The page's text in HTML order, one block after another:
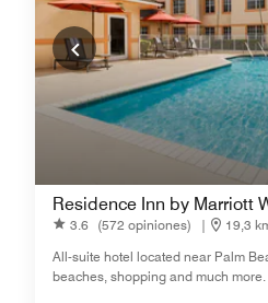
Residence Inn by Marriott
3.6 (572 opiniones) |
19,3
All-suite hotel located near Palm
beaches, shopping and much more.